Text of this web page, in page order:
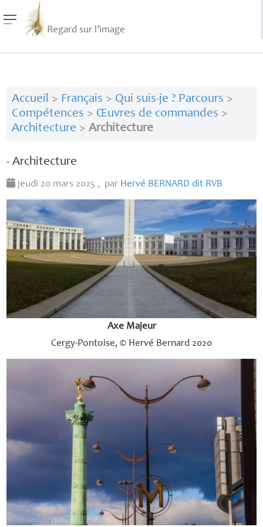
Regard sur l’image
Accueil > Français > Qui suis-je ? Parcours >
Compétences > Œuvres de commandes >
Architecture > Architecture
- Architecture
jeudi 20 mars 2025 , par Hervé BERNARD dit RVB
Axe Majeur
Cergy-Pontoise, © Hervé Bernard 2020